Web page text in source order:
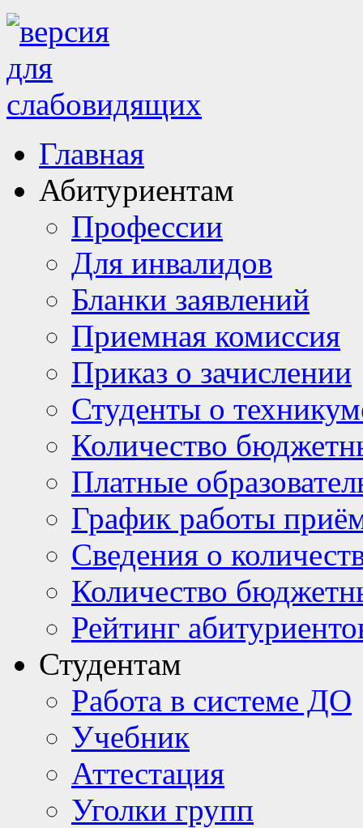
Главная
Абитуриентам
Профессии
Для инвалидов
Бланки заявлений
Приемная комиссия
Приказ о зачислении
Студенты о
Количество
Платные
График работы
Сведения о
Количество
Рейтинг
Студентам
Работа в системе ДО
Учебник
Аттестация
Уголки групп